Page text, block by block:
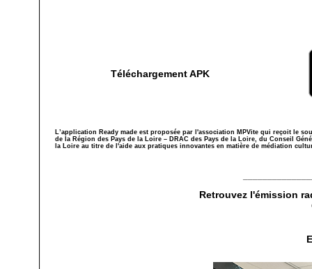
Téléchargement APK
L’application Ready made est proposée par l'association MPVite qui reçoit le
de la Région des Pays de la Loire – DRAC des Pays de la Loire, du Conseil
la Loire au titre de l'aide aux pratiques innovantes en matière de médiation
Retrouvez l'émission